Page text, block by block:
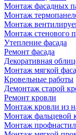
Монтаж фасадных
Монтаж
Монтаж
Монтаж стенового
Утепление фасада
Ремонт фасада
Декоративная
Монтаж мягкой
Кровельные работы
Демонтаж старой
Ремонт кровли
Монтаж кровли из
Монтаж фальцевой
Монтаж